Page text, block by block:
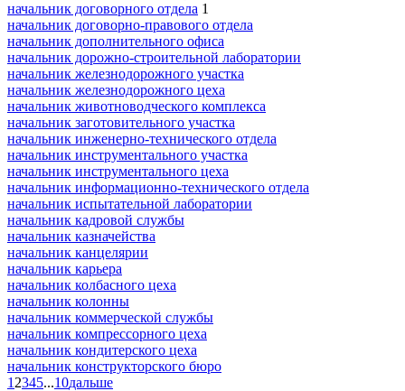
начальник договорного отдела 1
начальник договорно-правового отдела
начальник дополнительного офиса
начальник дорожно-строительной лаборатории
начальник железнодорожного участка
начальник железнодорожного цеха
начальник животноводческого комплекса
начальник заготовительного участка
начальник инженерно-технического отдела
начальник инструментального участка
начальник инструментального цеха
начальник информационно-технического отдела
начальник испытательной лаборатории
начальник кадровой службы
начальник казначейства
начальник канцелярии
начальник карьера
начальник колбасного цеха
начальник колонны
начальник коммерческой службы
начальник компрессорного цеха
начальник кондитерского цеха
начальник конструкторского бюро
1 2345...10дальше